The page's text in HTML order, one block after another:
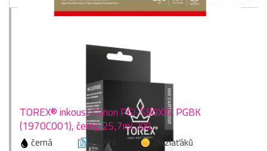
TOREX® inkoust Canon PGI-580XXL PGBK
(1970C001), černý, 25,7ml, XXL
černá 25,7ml
29 zlaťáků